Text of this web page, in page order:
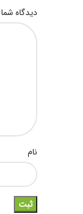
دیدگاه شما
نام